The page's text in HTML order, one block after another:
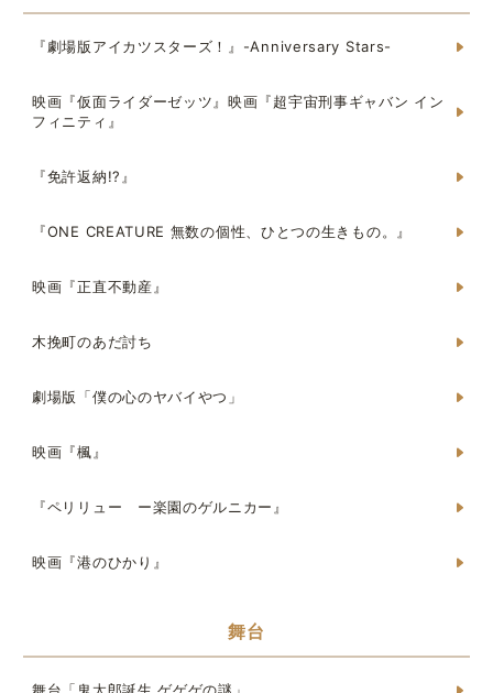
『劇場版アイカツスターズ！』-Anniversary Stars-
映画『仮面ライダーゼッツ』映画『超宇宙刑事ギャバン イン
フィニティ』
『免許返納!?』
『ONE CREATURE 無数の個性、ひとつの生きもの。』
映画『正直不動産』
木挽町のあだ討ち
劇場版「僕の心のヤバイやつ」
映画『楓』
『ペリリュー ー楽園のゲルニカー』
映画『港のひかり』
舞台